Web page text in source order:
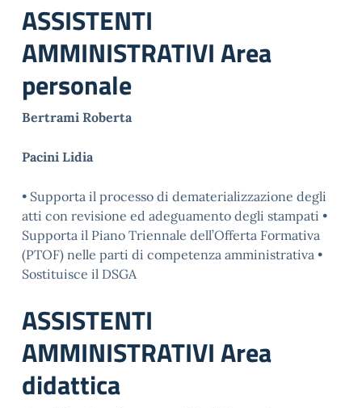
ASSISTENTI
AMMINISTRATIVI Area
personale
Bertrami Roberta
Pacini Lidia
• Supporta il processo di dematerializzazione degli
atti con revisione ed adeguamento degli stampati •
Supporta il Piano Triennale dell’Offerta Formativa
(PTOF) nelle parti di competenza amministrativa •
Sostituisce il DSGA
ASSISTENTI
AMMINISTRATIVI Area
didattica